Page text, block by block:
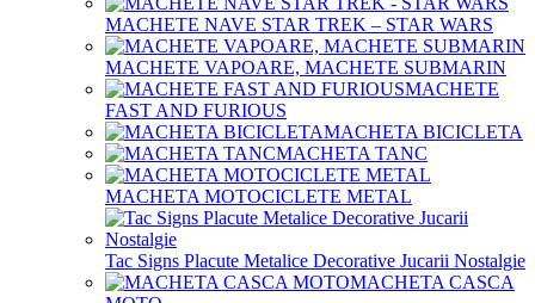
MACHETE NAVE STAR TREK – STAR WARS
MACHETE VAPOARE, MACHETE SUBMARIN
MACHETE
FAST AND FURIOUS
MACHETA BICICLETA
MACHETA TANC
MACHETA MOTOCICLETE METAL
Tac Signs Placute Metalice Decorative Jucarii Nostalgie
MACHETA CASCA